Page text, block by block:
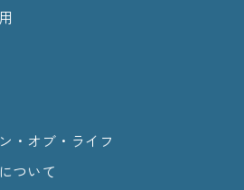
・オブ・ライフ
ついて